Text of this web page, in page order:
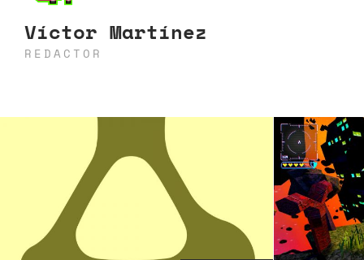
Víctor Martínez
REDACTOR